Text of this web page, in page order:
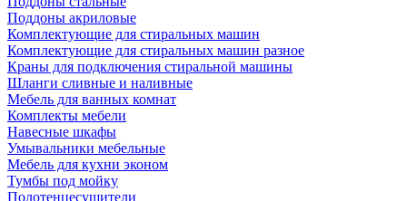
Поддоны акриловые
Комплектующие для стиральных машин
Комплектующие для стиральных машин разное
Краны для подключения стиральной машины
Шланги сливные и наливные
Мебель для ванных комнат
Комплекты мебели
Навесные шкафы
Умывальники мебельные
Мебель для кухни эконом
Тумбы под мойку
Полотенцесушители